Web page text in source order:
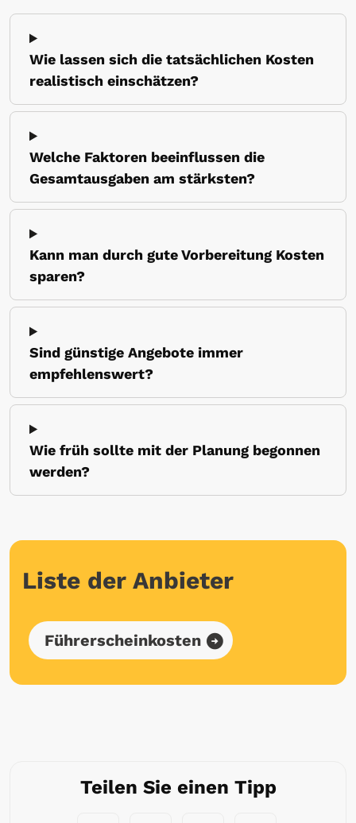
Wie lassen sich die tatsächlichen Kosten
realistisch einschätzen?
Welche Faktoren beeinflussen die
Gesamtausgaben am stärksten?
Kann man durch gute Vorbereitung Kosten
sparen?
Sind günstige Angebote immer
empfehlenswert?
Wie früh sollte mit der Planung begonnen
werden?
Liste der Anbieter
Führerscheinkosten
Teilen Sie einen Tipp